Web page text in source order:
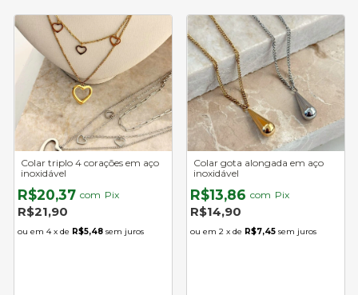
Colar triplo 4 corações em aço
inoxidável
R$20,37 com Pix
R$21,90
4 x de R$5,48 sem juros
Colar gota alongada em aço
inoxidável
R$13,86 com Pix
R$14,90
2 x de R$7,45 sem juros